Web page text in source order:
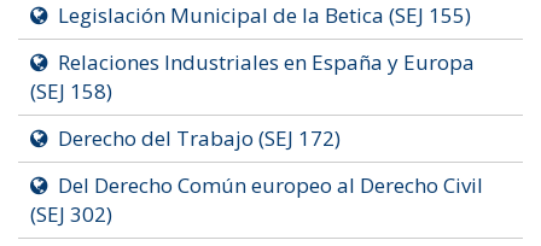
Legislación Municipal de la Betica (SEJ 155)
Relaciones Industriales en España y Europa
(SEJ 158)
Derecho del Trabajo (SEJ 172)
Del Derecho Común europeo al Derecho Civil
(SEJ 302)